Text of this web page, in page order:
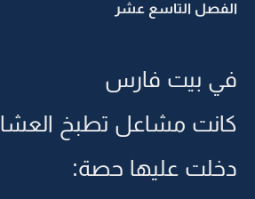
الفصل التاسع عشر
في بيت فارس
كانت مشاعل تطبخ العشا
دخلت عليها حصة: